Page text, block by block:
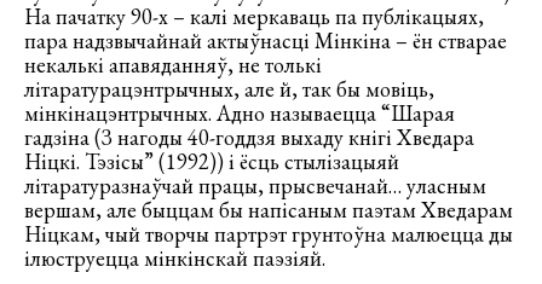
На пачатку 90-х – калі меркаваць па публікацыях,
пара надзвычайнай актыўнасці Мінкіна – ён стварае
некалькі апавяданняў, не толькі
літаратурацэнтрычных, але й, так бы мовіць,
мінкінацэнтрычных. Адно называецца “Шарая
гадзіна (З нагоды 40-годдзя выхаду кнігі Хведара
Ніцкі. Тэзісы” (1992)) і ёсць стылізацыяй
літаратуразнаўчай працы, прысвечанай… уласным
вершам, але быццам бы напісаным паэтам Хведарам
Ніцкам, чый творчы партрэт грунтоўна малюецца ды
ілюструецца мінкінскай паэзіяй.